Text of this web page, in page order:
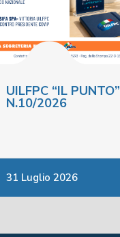
UILFPC “IL PUNTO”
N.10/2026
31 Luglio 2026